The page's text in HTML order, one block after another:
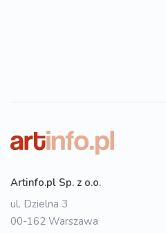
Artinfo.pl Sp. z o.o.
ul. Dzielna 3
00-162 Warszawa